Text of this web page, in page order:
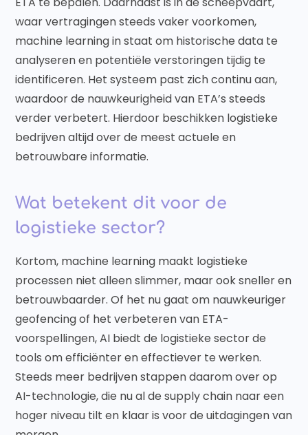
waar vertragingen steeds vaker voorkomen,
machine learning in staat om historische data te
analyseren en potentiële verstoringen tijdig te
identificeren. Het systeem past zich continu aan,
waardoor de nauwkeurigheid van ETA’s steeds
verder verbetert. Hierdoor beschikken logistieke
bedrijven altijd over de meest actuele en
betrouwbare informatie.
Wat betekent dit voor de
logistieke sector?
Kortom, machine learning maakt logistieke
processen niet alleen slimmer, maar ook sneller en
betrouwbaarder. Of het nu gaat om nauwkeuriger
geofencing of het verbeteren van ETA-
voorspellingen, AI biedt de logistieke sector de
tools om efficiënter en effectiever te werken.
Steeds meer bedrijven stappen daarom over op
AI-technologie, die nu al de supply chain naar een
hoger niveau tilt en klaar is voor de uitdagingen van